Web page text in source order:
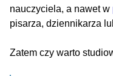
nauczyciela, a nawet w
pisarza, dziennikarza
Zatem czy warto